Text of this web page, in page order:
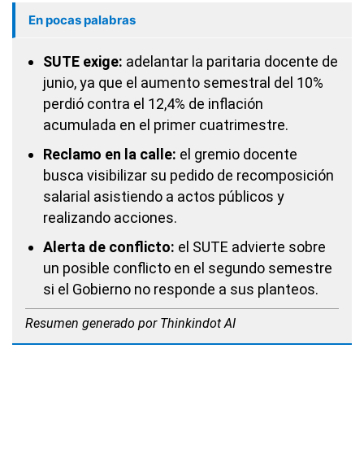
En pocas palabras
SUTE exige: adelantar la paritaria docente de
junio, ya que el aumento semestral del 10%
perdió contra el 12,4% de inflación
acumulada en el primer cuatrimestre.
Reclamo en la calle: el gremio docente
busca visibilizar su pedido de recomposición
salarial asistiendo a actos públicos y
realizando acciones.
Alerta de conflicto: el SUTE advierte sobre
un posible conflicto en el segundo semestre
si el Gobierno no responde a sus planteos.
Resumen generado por Thinkindot AI